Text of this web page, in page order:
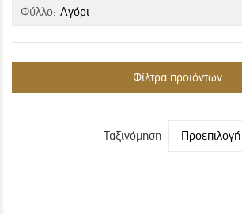
Φύλλο: Αγόρι
Φίλτρα προϊόντων
Ταξινόμηση Προεπιλογή